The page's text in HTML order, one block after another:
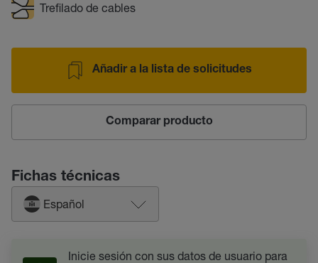
Trefilado de cables
Añadir a la lista de solicitudes
Comparar producto
Fichas técnicas
Español
Inicie sesión con sus datos de usuario para